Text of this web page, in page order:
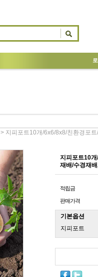
> 지피포트10개/6x6/8x8/친환경포
지피포트10
재배/수경재
적립금
판매가격
기본옵션
지피포트